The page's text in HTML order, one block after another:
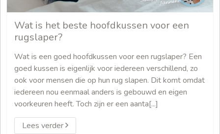
Wat is het beste hoofdkussen voor een
rugslaper?
Wat is een goed hoofdkussen voor een rugslaper? Een
goed kussen is eigenlijk voor iedereen verschillend, zo
ook voor mensen die op hun rug slapen. Dit komt omdat
iedereen nou eenmaal anders is gebouwd en eigen
voorkeuren heeft. Toch zijn er een aanta[...]
Lees verder